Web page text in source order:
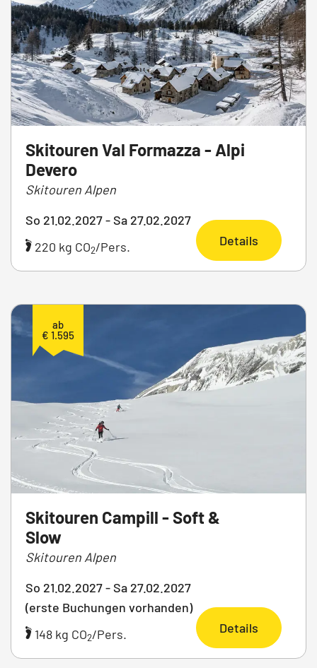
Skitouren Val Formazza - Alpi
Devero
Skitouren Alpen
So 21.02.2027 - Sa 27.02.2027
220 kg CO2/Pers. Details
ab
€ 1.595
Skitouren Campill - Soft &
Slow
Skitouren Alpen
So 21.02.2027 - Sa 27.02.2027
(erste Buchungen vorhanden)
148 kg CO2/Pers. Details